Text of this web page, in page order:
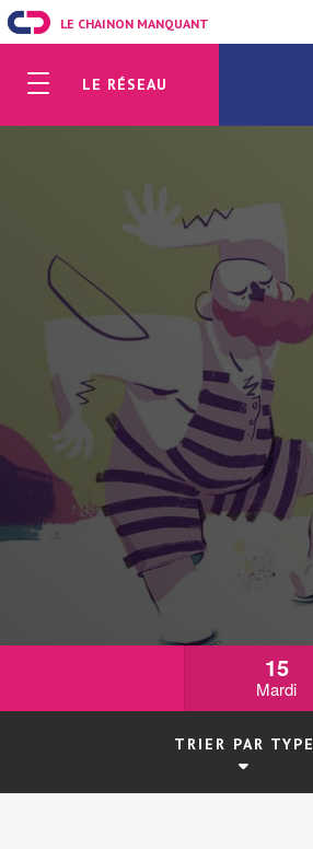
LE CHAINON MANQUANT
LE RÉSEAU
15
Mardi
TRIER PAR TYPE